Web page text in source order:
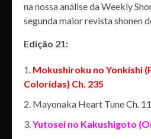
na nossa análise da Weekly
segunda maior revista shonen
Edição 21:
Mokushiroku no Yonkishi
Coloridas) Ch. 235
Mayonaka Heart Tune Ch.
Yutosei no Kakushigoto